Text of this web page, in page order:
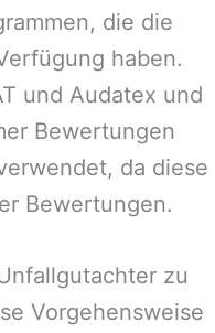
die die
haben.
und Audatex und
Bewertungen
da diese
Bewertungen.
zu
Vorgehensweise